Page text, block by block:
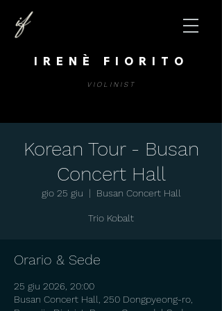
VIOLINIST
IRENÈ FIORITO
Korean Tour - Busan
Concert Hall
gio 25 giu
  |
Busan Concert Hall
Trio Kobalt
Orario & Sede
25 giu 2026, 20:00
Busan Concert Hall, 250 Dongpyeong-ro,